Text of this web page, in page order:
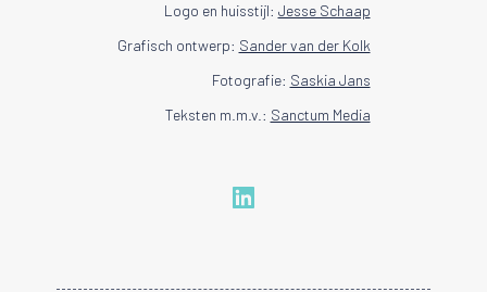
Logo en huisstijl: Jesse Schaap
Grafisch ontwerp: Sander van der Kolk
Fotografie: Saskia Jans
Teksten m.m.v.: Sanctum Media